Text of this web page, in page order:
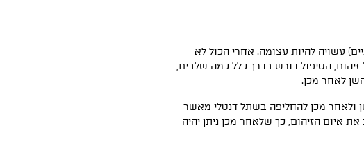
עשויה להיות עצומה. אחרי הכול לא
הטיפול דורש בדרך כלל כמה שלבים,
לאחר מכן.
ולאחר מכן להחליפה בשתל דנטלי מאשר
איום הזיהום, כך שלאחר מכן ניתן יהיה